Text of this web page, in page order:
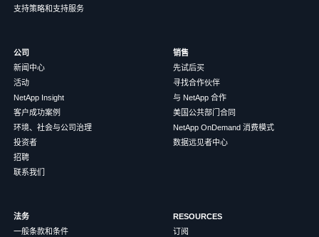
支持策略和支持服务
公司
新闻中心
活动
NetApp Insight
客户成功案例
环境、社会与公司治理
投资者
招聘
联系我们
销售
先试后买
寻找合作伙伴
与 NetApp 合作
美国公共部门合同
NetApp OnDemand 消费模式
数据远见者中心
法务
一般条款和条件
RESOURCES
订阅